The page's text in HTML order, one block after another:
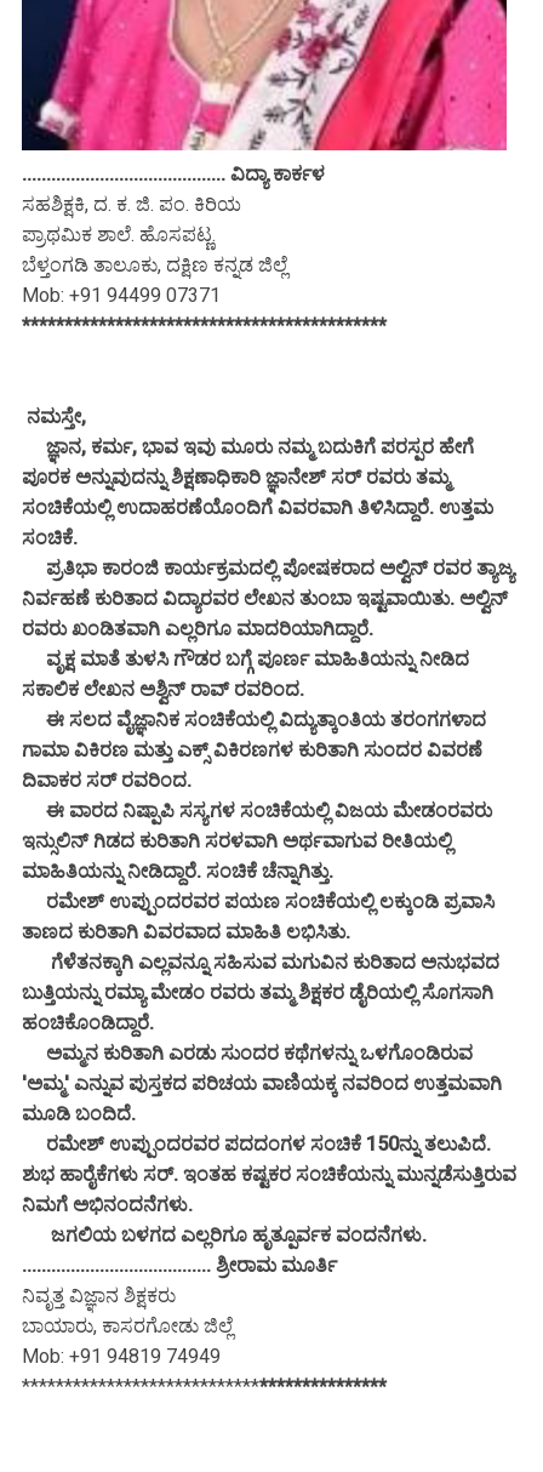
.......................................... ವಿದ್ಯಾ ಕಾರ್ಕಳ
ಸಹಶಿಕ್ಷಕಿ, ದ. ಕ. ಜಿ. ಪಂ. ಕಿರಿಯ
ಪ್ರಾಥಮಿಕ ಶಾಲೆ. ಹೊಸಪಟ್ಣ.
ಬೆಳ್ತಂಗಡಿ ತಾಲೂಕು, ದಕ್ಷಿಣ ಕನ್ನಡ ಜಿಲ್ಲೆ
Mob: +91 94499 07371
*******************************************
ನಮಸ್ತೇ,
ಜ್ಞಾನ, ಕರ್ಮ, ಭಾವ ಇವು ಮೂರು ನಮ್ಮ ಬದುಕಿಗೆ ಪರಸ್ಪರ ಹೇಗೆ
ಪೂರಕ ಅನ್ನುವುದನ್ನು ಶಿಕ್ಷಣಾಧಿಕಾರಿ ಜ್ಞಾನೇಶ್ ಸರ್ ರವರು ತಮ್ಮ
ಸಂಚಿಕೆಯಲ್ಲಿ ಉದಾಹರಣೆಯೊಂದಿಗೆ ವಿವರವಾಗಿ ತಿಳಿಸಿದ್ದಾರೆ. ಉತ್ತಮ
ಸಂಚಿಕೆ.
ಪ್ರತಿಭಾ ಕಾರಂಜಿ ಕಾರ್ಯಕ್ರಮದಲ್ಲಿ ಪೋಷಕರಾದ ಅಲ್ವಿನ್ ರವರ ತ್ಯಾಜ್ಯ
ನಿರ್ವಹಣೆ ಕುರಿತಾದ ವಿದ್ಯಾರವರ ಲೇಖನ ತುಂಬಾ ಇಷ್ಟವಾಯಿತು. ಅಲ್ವಿನ್
ರವರು ಖಂಡಿತವಾಗಿ ಎಲ್ಲರಿಗೂ ಮಾದರಿಯಾಗಿದ್ದಾರೆ.
ವೃಕ್ಷ ಮಾತೆ ತುಳಸಿ ಗೌಡರ ಬಗ್ಗೆ ಪೂರ್ಣ ಮಾಹಿತಿಯನ್ನು ನೀಡಿದ
ಸಕಾಲಿಕ ಲೇಖನ ಅಶ್ವಿನ್ ರಾವ್ ರವರಿಂದ.
ಈ ಸಲದ ವೈಜ್ಞಾನಿಕ ಸಂಚಿಕೆಯಲ್ಲಿ ವಿದ್ಯುತ್ಕಾಂತಿಯ ತರಂಗಗಳಾದ
ಗಾಮಾ ವಿಕಿರಣ ಮತ್ತು ಎಕ್ಸ್ ವಿಕಿರಣಗಳ ಕುರಿತಾಗಿ ಸುಂದರ ವಿವರಣೆ
ದಿವಾಕರ ಸರ್ ರವರಿಂದ.
ಈ ವಾರದ ನಿಷ್ಪಾಪಿ ಸಸ್ಯಗಳ ಸಂಚಿಕೆಯಲ್ಲಿ ವಿಜಯ ಮೇಡಂರವರು
ಇನ್ಸುಲಿನ್ ಗಿಡದ ಕುರಿತಾಗಿ ಸರಳವಾಗಿ ಅರ್ಥವಾಗುವ ರೀತಿಯಲ್ಲಿ
ಮಾಹಿತಿಯನ್ನು ನೀಡಿದ್ದಾರೆ. ಸಂಚಿಕೆ ಚೆನ್ನಾಗಿತ್ತು.
ರಮೇಶ್ ಉಪ್ಪುಂದರವರ ಪಯಣ ಸಂಚಿಕೆಯಲ್ಲಿ ಲಕ್ಕುಂಡಿ ಪ್ರವಾಸಿ
ತಾಣದ ಕುರಿತಾಗಿ ವಿವರವಾದ ಮಾಹಿತಿ ಲಭಿಸಿತು.
ಗೆಳೆತನಕ್ಕಾಗಿ ಎಲ್ಲವನ್ನೂ ಸಹಿಸುವ ಮಗುವಿನ ಕುರಿತಾದ ಅನುಭವದ
ಬುತ್ತಿಯನ್ನು ರಮ್ಯಾ ಮೇಡಂ ರವರು ತಮ್ಮ ಶಿಕ್ಷಕರ ಡೈರಿಯಲ್ಲಿ ಸೊಗಸಾಗಿ
ಹಂಚಿಕೊಂಡಿದ್ದಾರೆ.
ಅಮ್ಮನ ಕುರಿತಾಗಿ ಎರಡು ಸುಂದರ ಕಥೆಗಳನ್ನು ಒಳಗೊಂಡಿರುವ
'ಅಮ್ಮ' ಎನ್ನುವ ಪುಸ್ತಕದ ಪರಿಚಯ ವಾಣಿಯಕ್ಕ ನವರಿಂದ ಉತ್ತಮವಾಗಿ
ಮೂಡಿ ಬಂದಿದೆ.
ರಮೇಶ್ ಉಪ್ಪುಂದರವರ ಪದದಂಗಳ ಸಂಚಿಕೆ 150ನ್ನು ತಲುಪಿದೆ.
ಶುಭ ಹಾರೈಕೆಗಳು ಸರ್. ಇಂತಹ ಕಷ್ಟಕರ ಸಂಚಿಕೆಯನ್ನು ಮುನ್ನಡೆಸುತ್ತಿರುವ
ನಿಮಗೆ ಅಭಿನಂದನೆಗಳು.
ಜಗಲಿಯ ಬಳಗದ ಎಲ್ಲರಿಗೂ ಹೃತ್ಪೂರ್ವಕ ವಂದನೆಗಳು.
....................................... ಶ್ರೀರಾಮ ಮೂರ್ತಿ
ನಿವೃತ್ತ ವಿಜ್ಞಾನ ಶಿಕ್ಷಕರು
ಬಾಯಾರು, ಕಾಸರಗೋಡು ಜಿಲ್ಲೆ
Mob: +91 94819 74949
*******************************************